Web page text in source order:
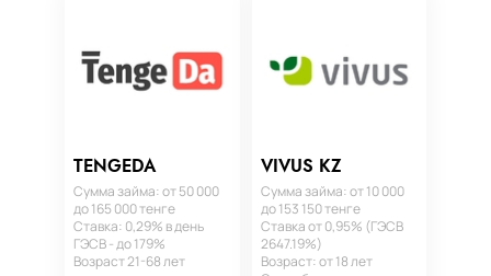
TENGEDA
Сумма займа: от 50 000
до 165 000 тенге
Ставка: 0,29% в день
ГЭСВ - до 179%
Возраст 21-68 лет
VIVUS KZ
Сумма займа: от 10 000
до 153 150 тенге
Ставка от 0,95% (ГЭСВ
2647.19%)
Возраст: от 18 лет